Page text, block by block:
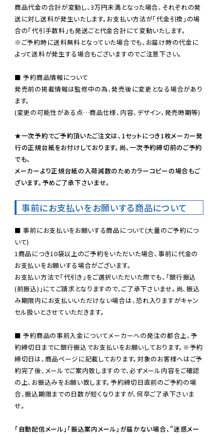
商品代金の合計が変動し、3万円未満となった場合、それぞれの発
送に対し送料が発生いたします。お支払い方法が「代金引換」の場
※ご予約時に送料無料となっていた場合でも、お届け時の代金に
よって送料が発生する場合もございますのでご注意下さい。
■ 予約商品情報について
発売前の掲載情報は監修中の為、発売後に変更となる場合があり
ます。
(変更の可能性がある点…商品仕様、内容、デザイン、発売時期等)
★一次予約でご予約頂いたご注文は、1セットにつき1枚メーカー発
行の正規台紙をお付けしております。尚、一次予約締切前のご予約
でも、
メーカーより正規台紙の入荷減数のためカラーコピーの場合もご
ざいます。予めご了承下さいませ。
事前にお支払いをお願いする商品について
■ 事前にお支払いをお願いする商品について(大量のご予約につ
いて)
1商品につき10袋以上のご予約をいただいた場合、事前に代金の
お支払いをお願いする場合がございます。
お支払い方法で「代引き」をご選択いただいた際でも、「銀行振込
(前振込)」にてご請求となりますので、ご了承下さいませ。尚、振込
み期限内にお支払いいただけない場合は、恐れ入りますがキャン
セル扱いとさせていただきます。
■ 予約商品の事前入金についてメーカーへの発注の都合上、予
約締切日までに銀行振込でお支払いをお願いしております。※予約
締切日は、商品ページに記載しております。対象のお客様へはご予
約完了後、メールでご案内致しますので、必ずメール内容をご確認
の上、お振込みをお願い致します。予約締切日直前のご予約の場
合、振込期限までの日数が短くなりますが、何卒ご了承下さいま
せ。
「自動配信メール」「振込案内メール」が届かない場合、”迷惑メー